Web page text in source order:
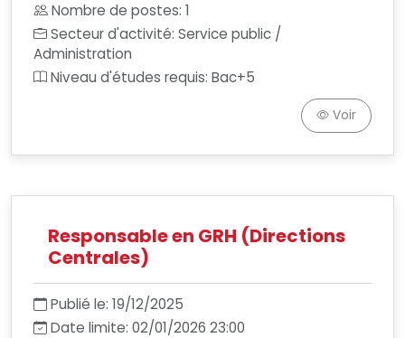
Nombre de postes: 1
Secteur d'activité: Service public /
Administration
Niveau d'études requis: Bac+5
Voir
Responsable en GRH (Directions
Centrales)
Publié le: 19/12/2025
Date limite: 02/01/2026 23:00